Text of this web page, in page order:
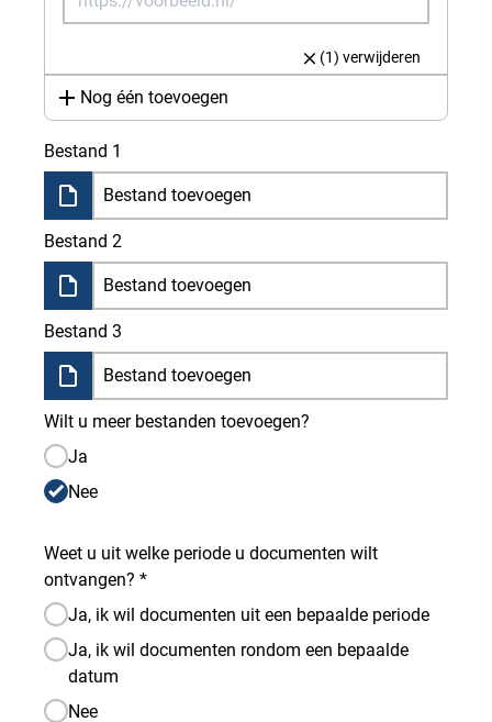
(1) verwijderen
Nog één toevoegen
Bestand 1
Bestand toevoegen
Bestand 2
Bestand toevoegen
Bestand 3
Bestand toevoegen
Wilt u meer bestanden toevoegen?
Ja
Nee
Weet u uit welke periode u documenten wilt
ontvangen? *
Ja, ik wil documenten uit een bepaalde periode
Ja, ik wil documenten rondom een bepaalde
datum
Nee